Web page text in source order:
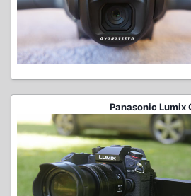
Panasonic Lumix